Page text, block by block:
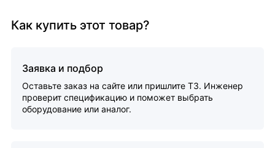
Как купить этот товар?
Заявка и подбор
Оставьте заказ на сайте или пришлите ТЗ. Инженер
проверит спецификацию и поможет выбрать
оборудование или аналог.